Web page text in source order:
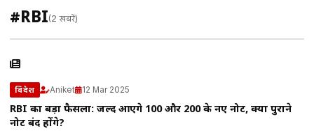
#RBI(2 खबरें)
विदेश Aniket 12 Mar 2025
RBI का बड़ा फैसला: जल्द आएंगे 100 और 200 के नए नोट, क्या पुराने
नोट बंद होंगे?